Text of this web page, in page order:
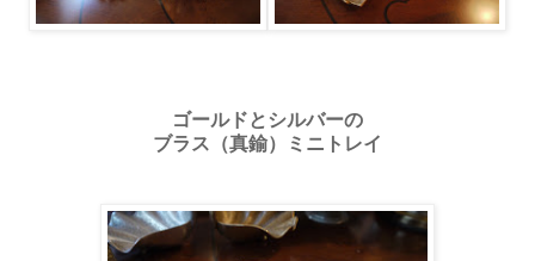
ゴールドとシルバーの
ブラス（真鍮）ミニトレイ